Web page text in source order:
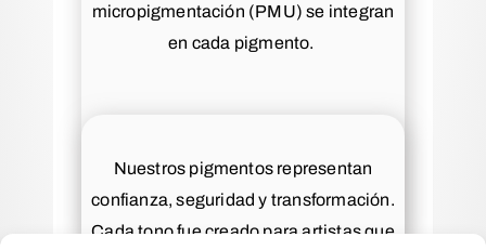
micropigmentación (PMU) se integran
en cada pigmento.
Nuestros pigmentos representan
confianza, seguridad y transformación.
Cada tono fue creado para artistas que